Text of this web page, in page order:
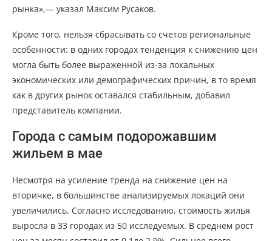
рынка»,— указал Максим Русаков.
Кроме того, нельзя сбрасывать со счетов региональные
особенности: в одних городах тенденция к снижению цен
могла быть более выраженной из-за локальных
экономических или демографических причин, в то время
как в других рынок оставался стабильным, добавил
представитель компании.
Города с самым подорожавшим
жильем в мае
Несмотря на усиление тренда на снижение цен на
вторичке, в большинстве анализируемых локаций они
увеличились. Согласно исследованию, стоимость жилья
выросла в 33 городах из 50 исследуемых. В среднем рост